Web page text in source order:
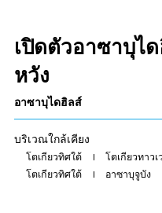
เปิดตัวอาซาบุไ
หวัง
อาซาบุไดฮิลส์
บริเวณใกล้เคียง
โตเกียวทิศใต้
โตเกียวทาว
โตเกียวทิศใต้
อาซาบุจูบัง